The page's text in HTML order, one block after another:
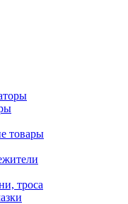
товары
троса